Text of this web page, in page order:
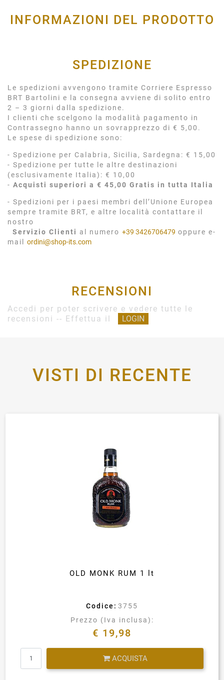
INFORMAZIONI DEL PRODOTTO
SPEDIZIONE
Le spedizioni avvengono tramite Corriere Espresso
BRT Bartolini e la consegna avviene di solito entro
2 – 3 giorni dalla spedizione.
I clienti che scelgono la modalità pagamento in
Contrassegno hanno un sovrapprezzo di € 5,00.
Le spese di spedizione sono:
- Spedizione per Calabria, Sicilia, Sardegna: € 15,00
- Spedizione per tutte le altre destinazioni
(esclusivamente Italia): € 10,00
- Acquisti superiori a € 45,00 Gratis in tutta Italia
- Spedizioni per i paesi membri dell’Unione Europea
sempre tramite BRT, e altre località contattare il
nostro
Servizio Clienti al numero +39 3426706479 oppure e-
mail ordini@shop-its.com
RECENSIONI
Accedi per poter scrivere e vedere tutte le
recensioni -- Effettua il
LOGIN
VISTI DI RECENTE
OLD MONK RUM 1 lt
Codice: 3755
Prezzo (Iva inclusa):
€ 19,98
ACQUISTA